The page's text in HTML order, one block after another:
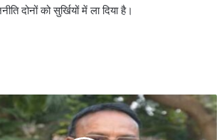
दोनों को सुर्खियों में ला दिया है।